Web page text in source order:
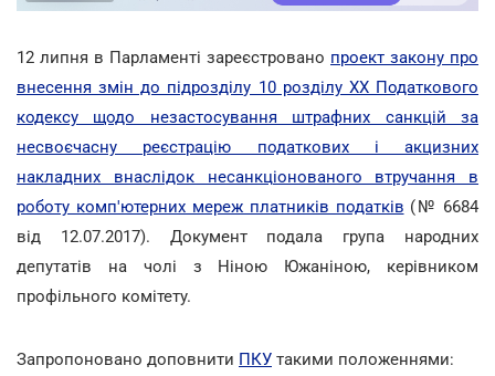
12 липня в Парламенті зареєстровано проект закону про
внесення змін до підрозділу 10 розділу ХХ Податкового
кодексу щодо незастосування штрафних санкцій за
несвоєчасну реєстрацію податкових і акцизних
накладних внаслідок несанкціонованого втручання в
роботу комп'ютерних мереж платників податків (№ 6684
від 12.07.2017). Документ подала група народних
депутатів на чолі з Ніною Южаніною, керівником
профільного комітету.
Запропоновано доповнити ПКУ такими положеннями: